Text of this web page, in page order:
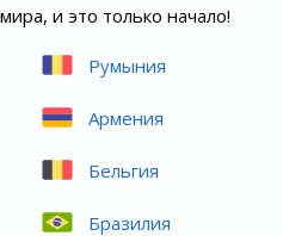
и это только начало!
Румыния
Армения
Бельгия
Бразилия